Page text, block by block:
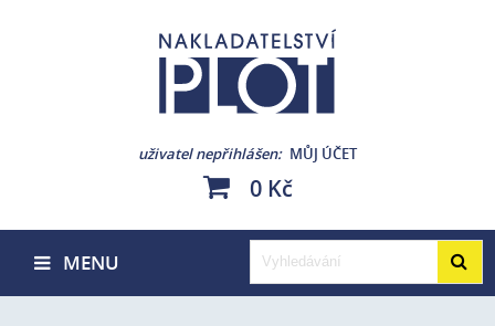
uživatel nepřihlášen MŮJ ÚČET
0 Kč
MENU